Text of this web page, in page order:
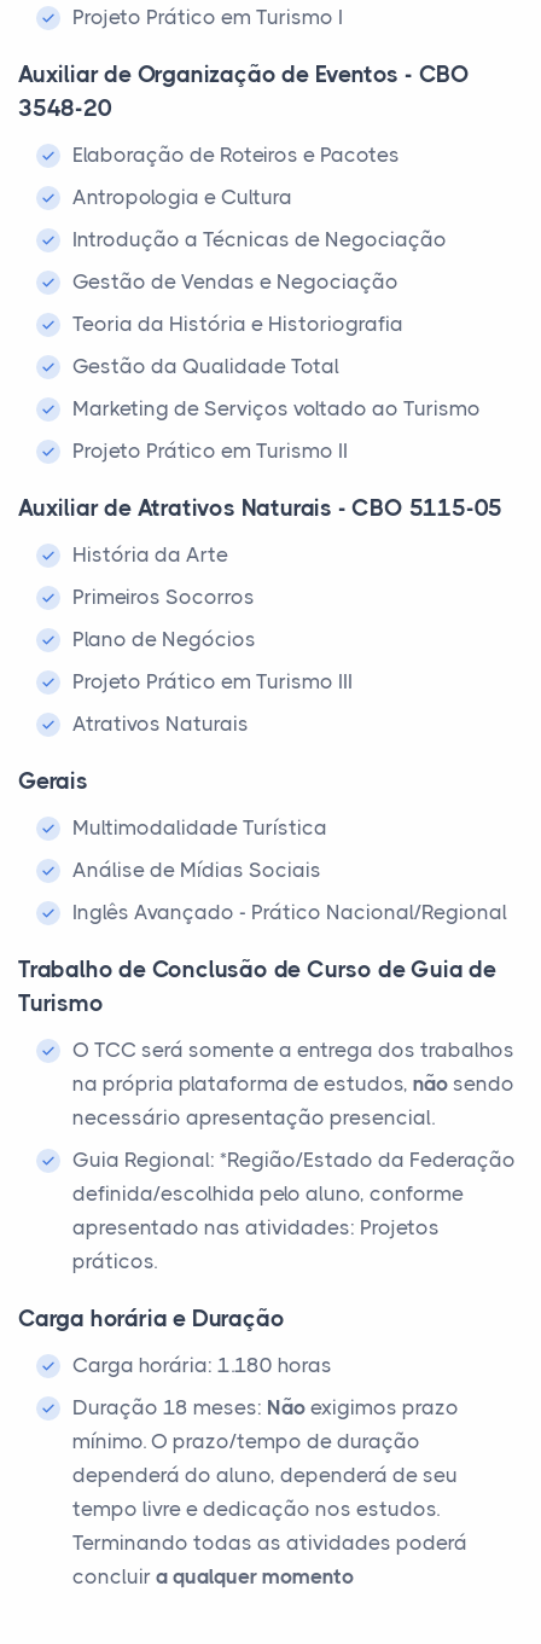
Projeto Prático em Turismo I
Auxiliar de Organização de Eventos - CBO
3548-20
Elaboração de Roteiros e Pacotes
Antropologia e Cultura
Introdução a Técnicas de Negociação
Gestão de Vendas e Negociação
Teoria da História e Historiografia
Gestão da Qualidade Total
Marketing de Serviços voltado ao Turismo
Projeto Prático em Turismo II
Auxiliar de Atrativos Naturais - CBO 5115-05
História da Arte
Primeiros Socorros
Plano de Negócios
Projeto Prático em Turismo III
Atrativos Naturais
Gerais
Multimodalidade Turística
Análise de Mídias Sociais
Inglês Avançado - Prático Nacional/Regional
Trabalho de Conclusão de Curso de Guia de
Turismo
O TCC será somente a entrega dos trabalhos
na própria plataforma de estudos, não sendo
necessário apresentação presencial.
Guia Regional: *Região/Estado da Federação
definida/escolhida pelo aluno, conforme
apresentado nas atividades: Projetos
práticos.
Carga horária e Duração
Carga horária: 1.180 horas
Duração 18 meses: Não exigimos prazo
mínimo. O prazo/tempo de duração
dependerá do aluno, dependerá de seu
tempo livre e dedicação nos estudos.
Terminando todas as atividades poderá
concluir a qualquer momento